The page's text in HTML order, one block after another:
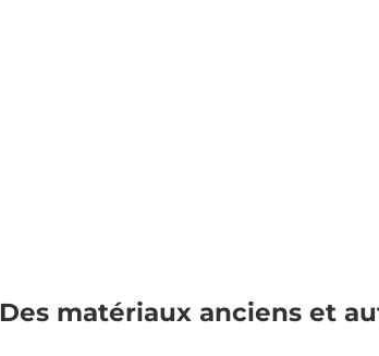
Des matériaux anciens et